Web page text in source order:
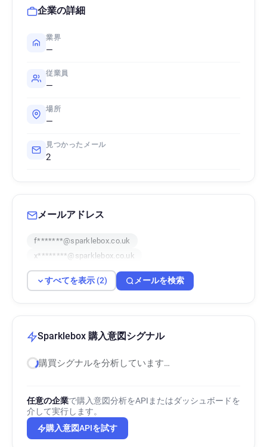
企業の詳細
業界
—
従業員
—
場所
—
見つかったメール
2
メールアドレス
f*******@sparklebox.co.uk
x********@sparklebox.co.uk
すべてを表示 (2) メールを検索
Sparklebox 購入意図シグナル
購買シグナルを分析しています…
任意の企業で購入意図分析をAPIまたはダッシュボードを
介して実行します。
購入意図APIを試す